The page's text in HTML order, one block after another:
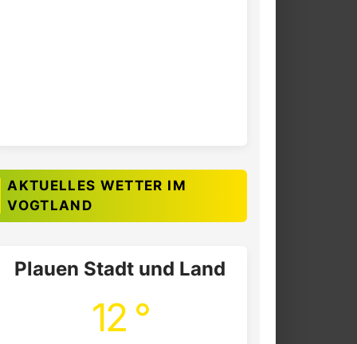
AKTUELLES WETTER IM
VOGTLAND
Plauen Stadt und Land
12 °